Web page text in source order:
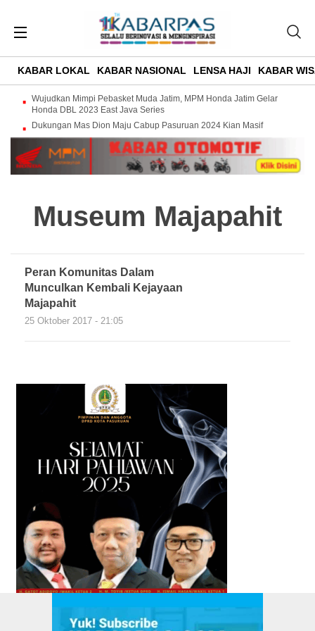
KABAR LOKAL KABAR NASIONAL LENSA HAJI KABAR
Wujudkan Mimpi Pebasket Muda Jatim, MPM Honda Jatim Gelar
Honda DBL 2023 East Java Series
Dukungan Mas Dion Maju Cabup Pasuruan 2024 Kian Masif
Museum Majapahit
Peran Komunitas Dalam
Munculkan Kembali Kejayaan
Majapahit
25 Oktober 2017 - 21:05